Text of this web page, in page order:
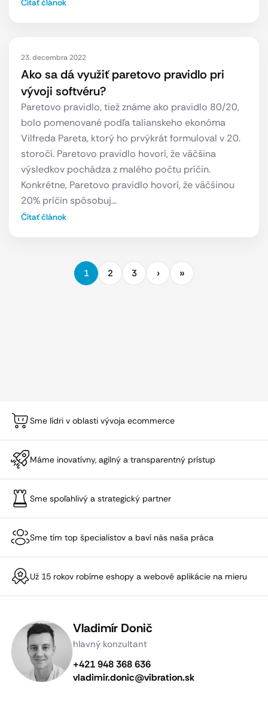
Čítať článok
23. decembra 2022
Ako sa dá využiť paretovo pravidlo pri
vývoji softvéru?
Paretovo pravidlo, tiež známe ako pravidlo 80/20,
bolo pomenované podľa talianskeho ekonóma
Vilfreda Pareta, ktorý ho prvýkrát formuloval v 20.
storočí. Paretovo pravidlo hovorí, že väčšina
výsledkov pochádza z malého počtu príčin.
Konkrétne, Paretovo pravidlo hovorí, že väčšinou
20% príčin spôsobuj…
Čítať článok
1 2 3
Sme lídri v oblasti vývoja ecommerce
Máme inovatívny, agilný a transparentný prístup
Sme spoľahlivý a strategický partner
Sme tím top špecialistov a baví nás naša práca
Už 15 rokov robíme eshopy a webové aplikácie na mieru
Vladimír Donič
hlavný konzultant
+421 948 368 636
vladimir.donic@vibration.sk